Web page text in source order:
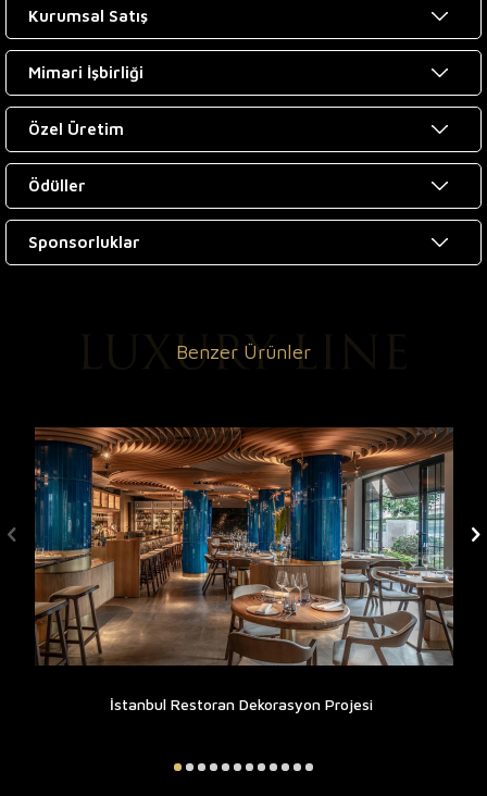
Kurumsal Satış
Mimari İşbirliği
Özel Üretim
Ödüller
Sponsorluklar
Benzer Ürünler
İstanbul Restoran Dekorasyon Projesi